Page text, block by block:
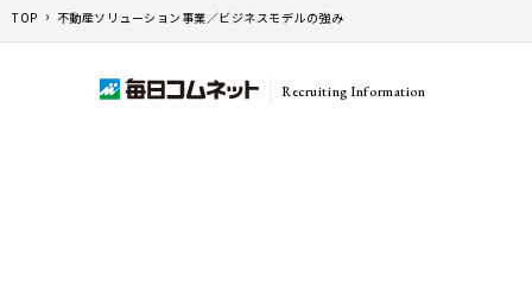
TOP 不動産ソリューション事業／ビジネスモデルの強み
Recruiting Information